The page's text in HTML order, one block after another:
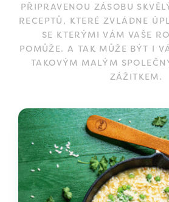
PŘIPRAVENOU ZÁSOBU
RECEPTŮ, KTERÉ ZVLÁDNE
SE KTERÝMI VÁM VAŠE
POMŮŽE. A TAK MŮŽE BÝT I
TAKOVÝM MALÝM
ZÁŽITKEM.